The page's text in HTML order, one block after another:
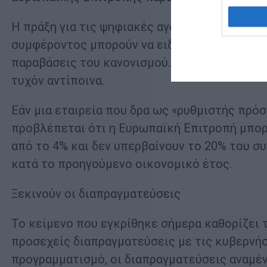
Η πράξη για τις ψηφιακές αγορές θα πρέπει
συμφέροντος μπορούν να ειδοποιούν τις
παραβάσεις του κανονισμού. Η πράξη θα
τυχόν αντίποινα.
Εάν μια εταιρεία που δρα ως «ρυθμιστής
προβλέπεται ότι η Ευρωπαϊκή Επιτροπή
από το 4% και δεν υπερβαίνουν το 20% του
κατά το προηγούμενο οικονομικό έτος.
Ξεκινούν οι διαπραγματεύσεις
Το κείμενο που εγκρίθηκε σήμερα
προσεχείς διαπραγματεύσεις με τις
προγραμματισμό, οι διαπραγματεύσεις